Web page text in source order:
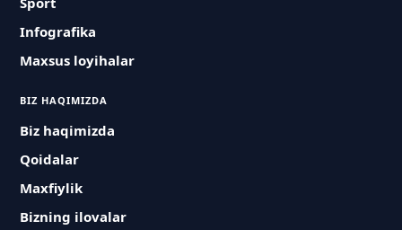
Infografika
Maxsus loyihalar
BIZ HAQIMIZDA
Biz haqimizda
Qoidalar
Maxfiylik
Bizning ilovalar